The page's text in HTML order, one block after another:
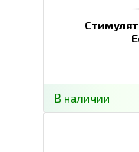
В наличии